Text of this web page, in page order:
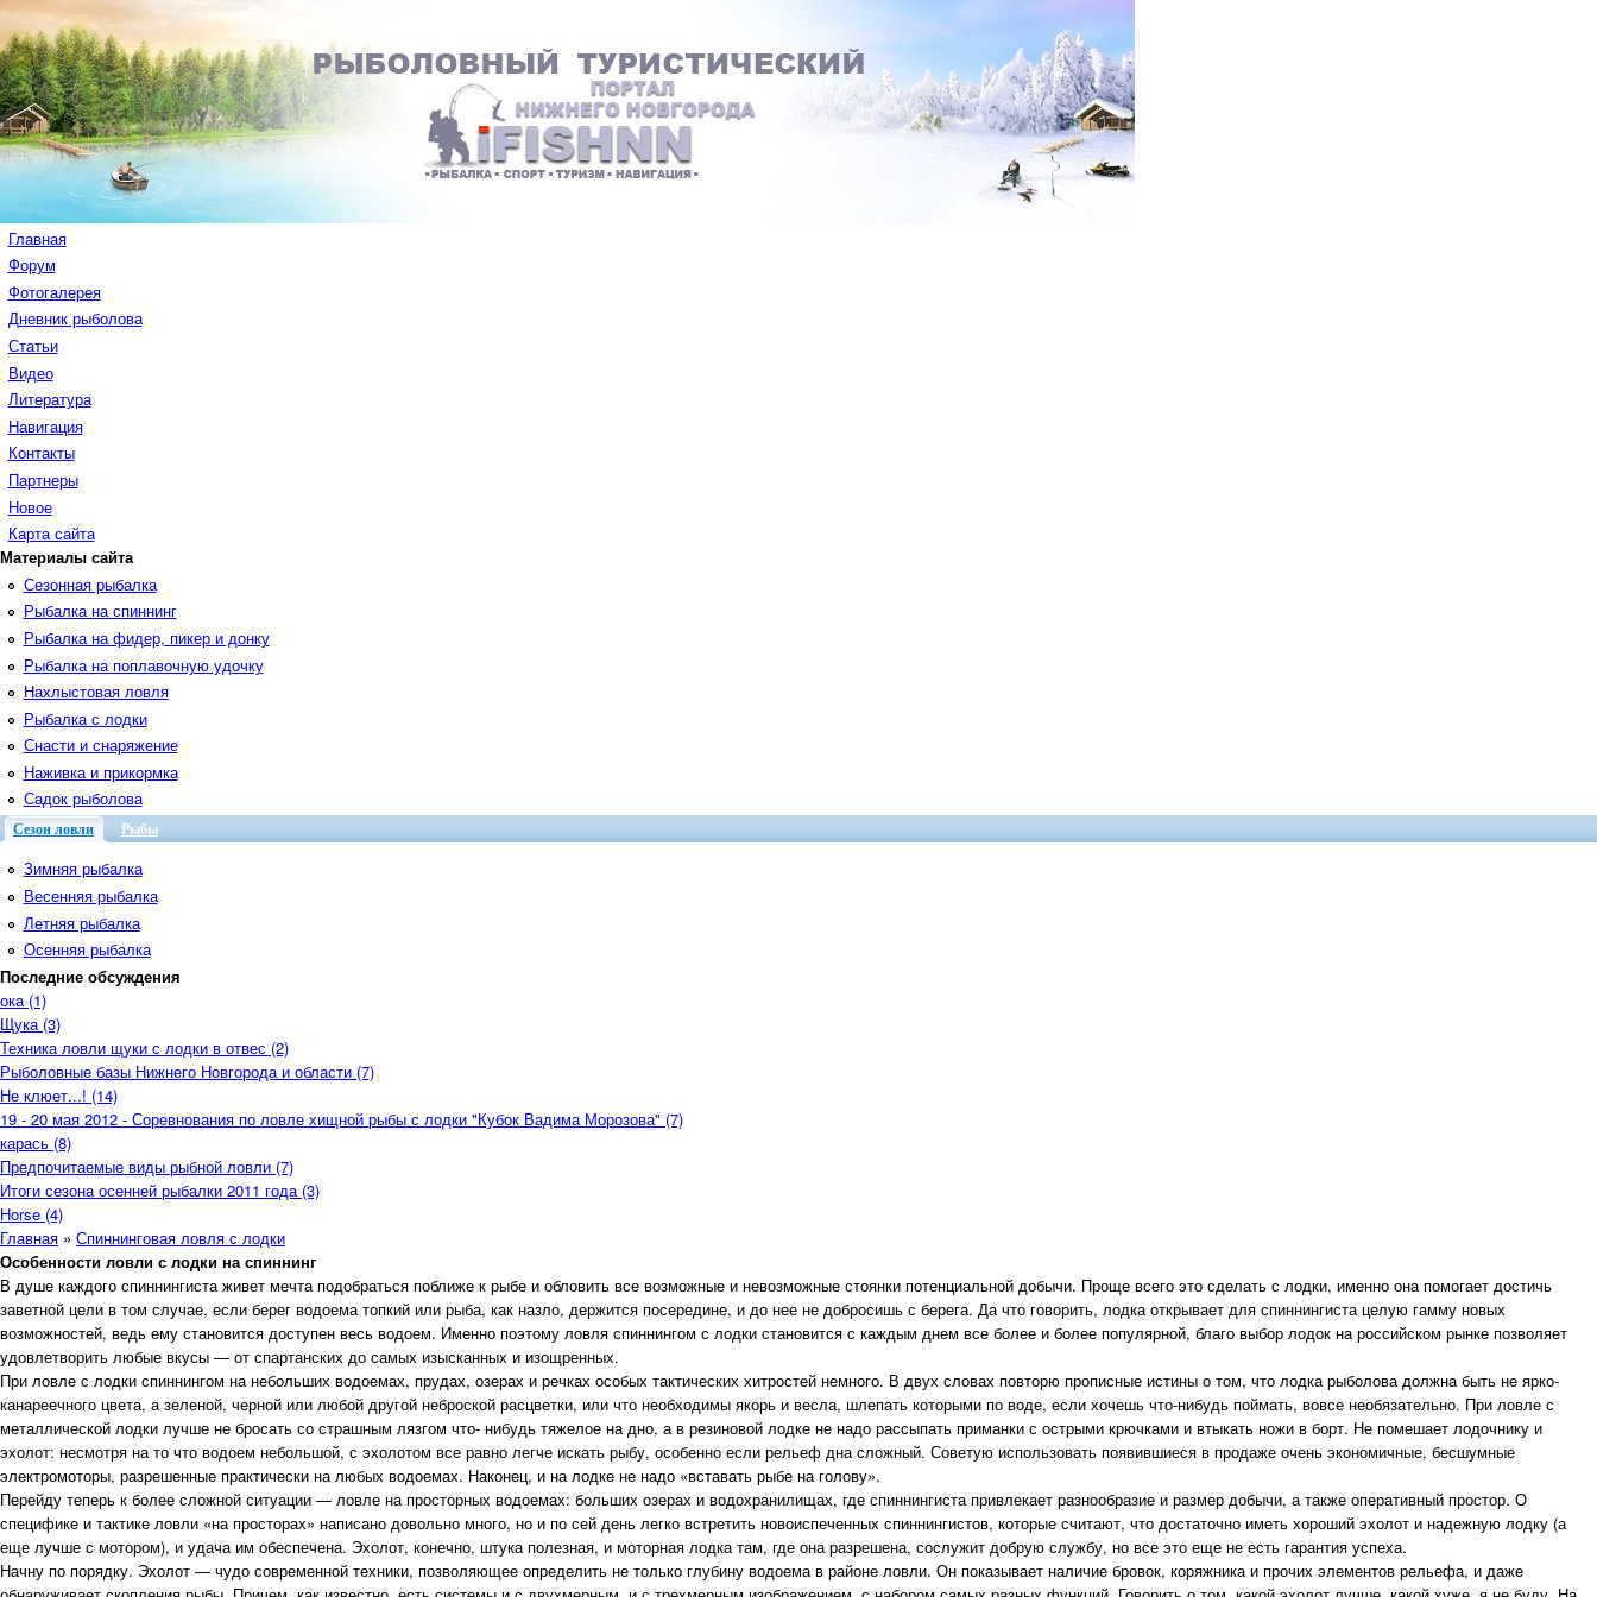
Главная
Форум
Фотогалерея
Дневник рыболова
Статьи
Видео
Литература
Навигация
Контакты
Партнеры
Новое
Карта сайта
Материалы сайта
Сезонная рыбалка
Рыбалка на спиннинг
Рыбалка на фидер, пикер и донку
Рыбалка на поплавочную удочку
Нахлыстовая ловля
Рыбалка с лодки
Снасти и снаряжение
Наживка и прикормка
Садок рыболова
Сезон ловли Рыбы
Зимняя рыбалка
Весенняя рыбалка
Летняя рыбалка
Осенняя рыбалка
Последние обсуждения
ока (1)
Щука (3)
Техника ловли щуки с лодки в отвес (2)
Рыболовные базы Нижнего Новгорода и области (7)
Не клюет...! (14)
19 - 20 мая 2012 - Соревнования по ловле хищной рыбы с лодки "Кубок Вадима Морозова" (7)
карась (8)
Предпочитаемые виды рыбной ловли (7)
Итоги сезона осенней рыбалки 2011 года (3)
Horse (4)
Главная » Спиннинговая ловля с лодки
Особенности ловли с лодки на спиннинг
В душе каждого спиннингиста живет мечта подобраться поближе к рыбе и обловить все возможные и невозможные стоянки потенциальной добычи. Проще всего это сделать с лодки, именно она помогает достичь
заветной цели в том случае, если берег водоема топкий или рыба, как назло, держится посередине, и до нее не добросишь с берега. Да что говорить, лодка открывает для спиннингиста целую гамму новых
возможностей, ведь ему становится доступен весь водоем. Именно поэтому ловля спиннингом с лодки становится с каждым днем все более и более популярной, благо выбор лодок на российском рынке позволяет
удовлетворить любые вкусы — от спартанских до самых изысканных и изощренных.
При ловле с лодки спиннингом на небольших водоемах, прудах, озерах и речках особых тактических хитростей немного. В двух словах повторю прописные истины о том, что лодка рыболова должна быть не ярко-
канареечного цвета, а зеленой, черной или любой другой неброской расцветки, или что необходимы якорь и весла, шлепать которыми по воде, если хочешь что-нибудь поймать, вовсе необязательно. При ловле с
металлической лодки лучше не бросать со страшным лязгом что- нибудь тяжелое на дно, а в резиновой лодке не надо рассыпать приманки с острыми крючками и втыкать ножи в борт. Не помешает лодочнику и
эхолот: несмотря на то что водоем небольшой, с эхолотом все равно легче искать рыбу, особенно если рельеф дна сложный. Советую использовать появившиеся в продаже очень экономичные, бесшумные
электромоторы, разрешенные практически на любых водоемах. Наконец, и на лодке не надо «вставать рыбе на голову».
Перейду теперь к более сложной ситуации — ловле на просторных водоемах: больших озерах и водохранилищах, где спиннингиста привлекает разнообразие и размер добычи, а также оперативный простор. О
специфике и тактике ловли «на просторах» написано довольно много, но и по сей день легко встретить новоиспеченных спиннингистов, которые считают, что достаточно иметь хороший эхолот и надежную лодку (а
еще лучше с мотором), и удача им обеспечена. Эхолот, конечно, штука полезная, и моторная лодка там, где она разрешена, сослужит добрую службу, но все это еще не есть гарантия успеха.
Начну по порядку. Эхолот — чудо современной техники, позволяющее определить не только глубину водоема в районе ловли. Он показывает наличие бровок, коряжника и прочих элементов рельефа, и даже